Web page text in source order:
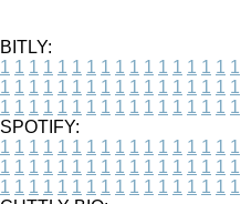
BITLY:
1 1 1 1 1 1 1 1 1 1 1 1 1 1 1 1 1
1 1 1 1 1 1 1 1 1 1 1 1 1 1 1 1 1
1 1 1 1 1 1 1 1 1 1 1 1 1 1 1 1 1
SPOTIFY:
1 1 1 1 1 1 1 1 1 1 1 1 1 1 1 1 1
1 1 1 1 1 1 1 1 1 1 1 1 1 1 1 1 1
1 1 1 1 1 1 1 1 1 1 1 1 1 1 1 1 1